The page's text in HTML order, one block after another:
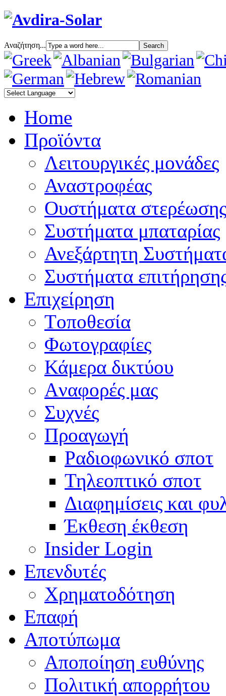
Αναζήτηση...
Home
Προϊόντα
Λειτουργικές μονάδες
Αναστροφέας
Oυστήματα στερέωσης
Συστήματα μπαταρίας
Ανεξάρτητη
Συστήματα
Επιχείρηση
Tοποθεσία
Φωτογραφίες
Κάμερα δικτύου
Aναφορές μας
Συχνές
Προαγωγή
Ραδιοφωνικό σποτ
Τηλεοπτικό σποτ
Διαφημίσεις και
Έκθεση έκθεση
Insider Login
Επενδυτές
Χρηματοδότηση
Eπαφή
Αποτύπωμα
Αποποίηση ευθύνης
Πολιτική απορρήτου